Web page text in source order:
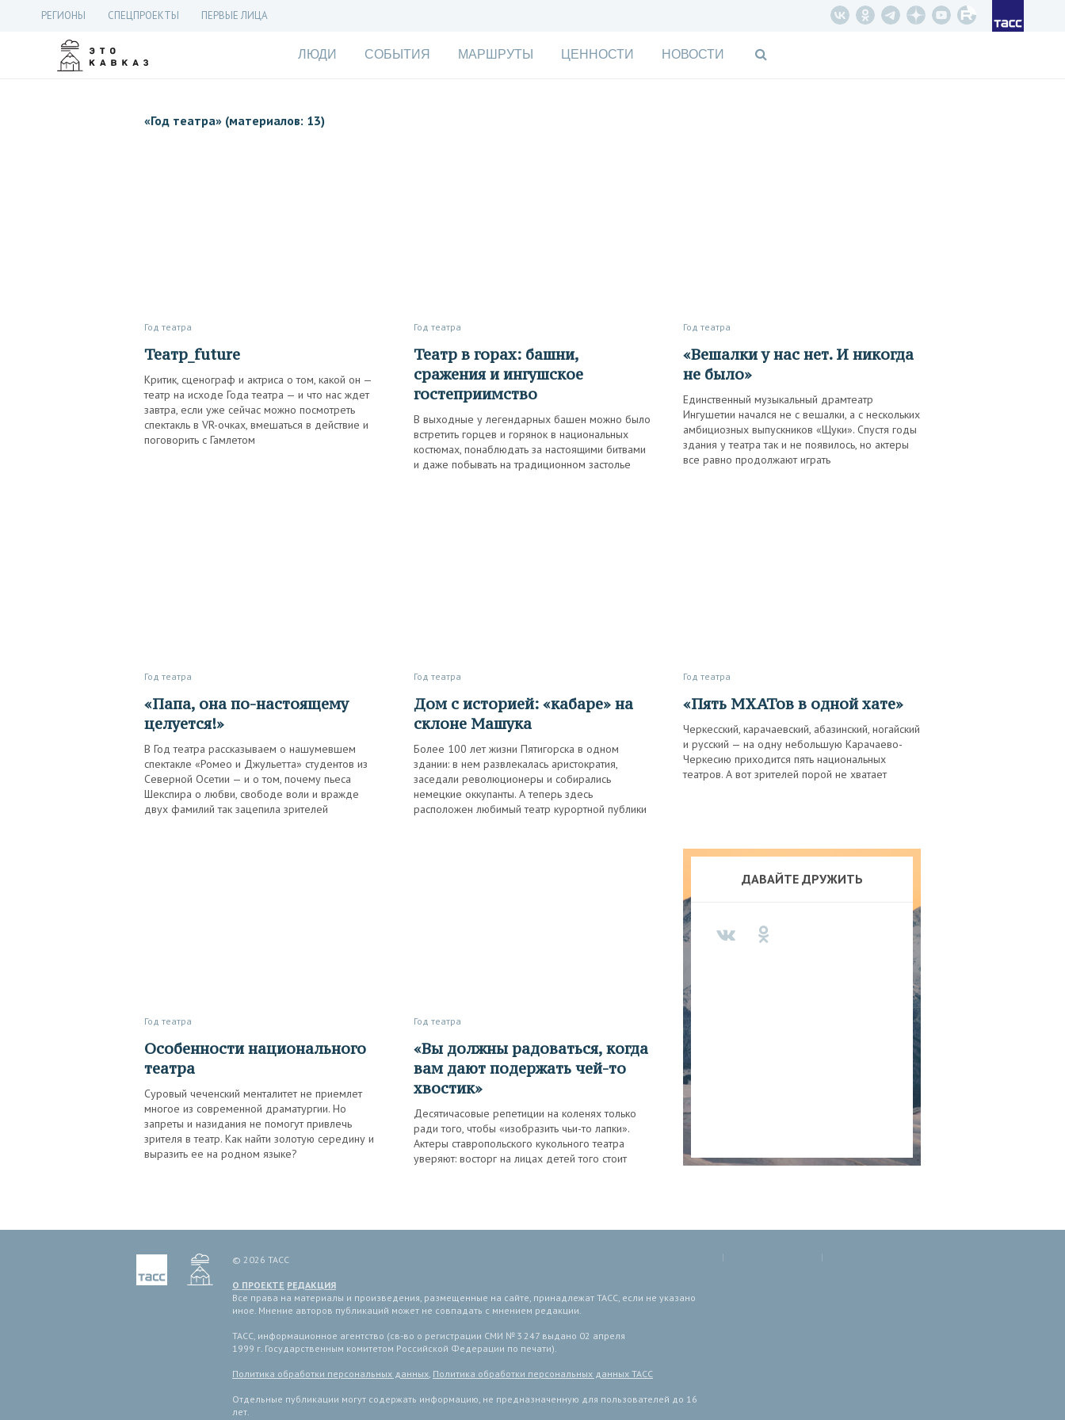
РЕГИОНЫ СПЕЦПРОЕКТЫ ПЕРВЫЕ ЛИЦА
ЛЮДИ СОБЫТИЯ МАРШРУТЫ ЦЕННОСТИ НОВОСТИ
«Год театра» (материалов: 13)
Год театра
Театр_future
Критик, сценограф и актриса о том, какой он —
театр на исходе Года театра — и что нас ждет
завтра, если уже сейчас можно посмотреть
спектакль в VR-очках, вмешаться в действие и
поговорить с Гамлетом
Год театра
Театр в горах: башни,
сражения и ингушское
гостеприимство
В выходные у легендарных башен можно было
встретить горцев и горянок в национальных
костюмах, понаблюдать за настоящими битвами
и даже побывать на традиционном застолье
Год театра
«Вешалки у нас нет. И никогда
не было»
Единственный музыкальный драмтеатр
Ингушетии начался не с вешалки, а с нескольких
амбициозных выпускников «Щуки». Спустя годы
здания у театра так и не появилось, но актеры
все равно продолжают играть
Год театра
«Папа, она по-настоящему
целуется!»
В Год театра рассказываем о нашумевшем
спектакле «Ромео и Джульетта» студентов из
Северной Осетии — и о том, почему пьеса
Шекспира о любви, свободе воли и вражде
двух фамилий так зацепила зрителей
Год театра
Дом с историей: «кабаре» на
склоне Машука
Более 100 лет жизни Пятигорска в одном
здании: в нем развлекалась аристократия,
заседали революционеры и собирались
немецкие оккупанты. А теперь здесь
расположен любимый театр курортной публики
Год театра
«Пять МХАТов в одной хате»
Черкесский, карачаевский, абазинский, ногайский
и русский — на одну небольшую Карачаево-
Черкесию приходится пять национальных
театров. А вот зрителей порой не хватает
Год театра
Особенности национального
театра
Суровый чеченский менталитет не приемлет
многое из современной драматургии. Но
запреты и назидания не помогут привлечь
зрителя в театр. Как найти золотую середину и
выразить ее на родном языке?
Год театра
«Вы должны радоваться, когда
вам дают подержать чей-то
хвостик»
Десятичасовые репетиции на коленях только
ради того, чтобы «изобразить чьи-то лапки».
Актеры ставропольского кукольного театра
уверяют: восторг на лицах детей того стоит
ДАВАЙТЕ ДРУЖИТЬ
© 2026 ТАСС
О ПРОЕКТЕ РЕДАКЦИЯ
Все права на материалы и произведения, размещенные на сайте, принадлежат ТАСС, если не указано
иное. Мнение авторов публикаций может не совпадать с мнением редакции.
ТАСС, информационное агентство (св-во о регистрации СМИ № 3 247 выдано 02 апреля
1999 г. Государственным комитетом Российской Федерации по печати).
Политика обработки персональных данных Политика обработки персональных данных ТАСС
Отдельные публикации могут содержать информацию, не предназначенную для пользователей до 16
лет.